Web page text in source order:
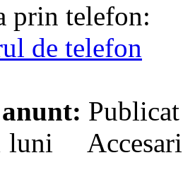
prin telefon:
de telefon
luni